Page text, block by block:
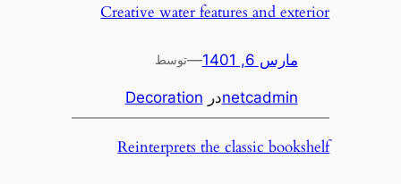
Creative water features and exterior
مارس 6, 1401 —توسط
netcadminدر Decoration
Reinterprets the classic bookshelf